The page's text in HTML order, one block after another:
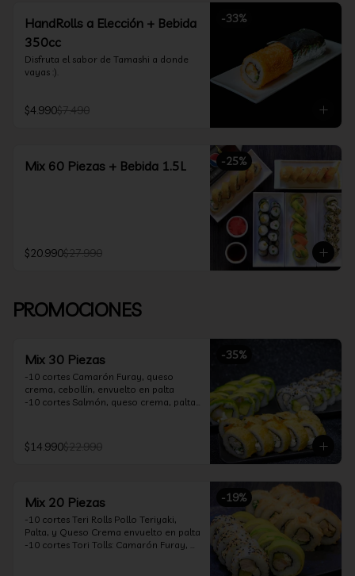
-33%
HandRolls a Elección + Bebida
350cc
Disfruta el sabor de Tamashi a donde
vayas :).
$4.990$7.490
-25%
Mix 60 Piezas + Bebida 1.5L
$20.990$27.990
PROMOCIONES
-35%
Mix 30 Piezas
-10 cortes Camarón Furay, queso
crema, cebollín, envuelto en palta
-10 cortes Salmón, queso crema, palta,
cebollín, frito en tempura
*Incluye 2 soya 30ml / 2 palitos / 1 salsa
$14.990$22.990
-19%
Mix 20 Piezas
-10 cortes Teri Rolls Pollo Teriyaki,
Palta, y Queso Crema envuelto en palta
-10 cortes Tori Tolls: Camarón Furay,